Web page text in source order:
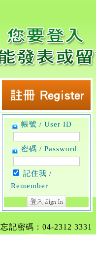
帳號 / User ID
密碼 / Password
記住我 /
Remember
忘記密碼：04-2312 3331